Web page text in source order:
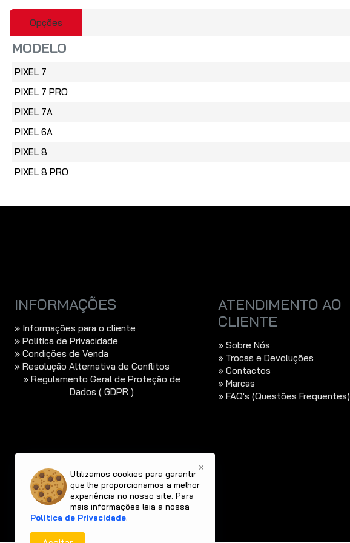
Avaliação:
CAPTCHA
Por favor insira o
captcha abaixo
Opções
MODELO
PIXEL 7
PIXEL 7 PRO
PIXEL 7A
PIXEL 6A
PIXEL 8
PIXEL 8 PRO
INFORMAÇÕES
» Informações para o cliente
» Politica de Privacidade
» Condições de Venda
» Resolução Alternativa de Conflitos
» Regulamento Geral de Proteção de
Dados ( GDPR )
ATENDIMENTO AO
CLIENTE
» Sobre Nós
» Trocas e Devoluções
» Contactos
» Marcas
» FAQ's (Questões Frequentes)
Utilizamos cookies para garantir
que lhe proporcionamos a melhor
experiência no nosso site. Para
mais informações leia a nossa
Politica de Privacidade.
×